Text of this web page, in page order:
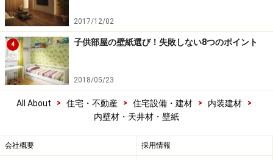
2017/12/02
4 子供部屋の壁紙選び！失敗しない8つのポイント
2018/05/23
All About > 住宅・不動産 > 住宅設備・建材 > 内装建材
>
内壁材・天井材・壁紙
会社概要 採用情報